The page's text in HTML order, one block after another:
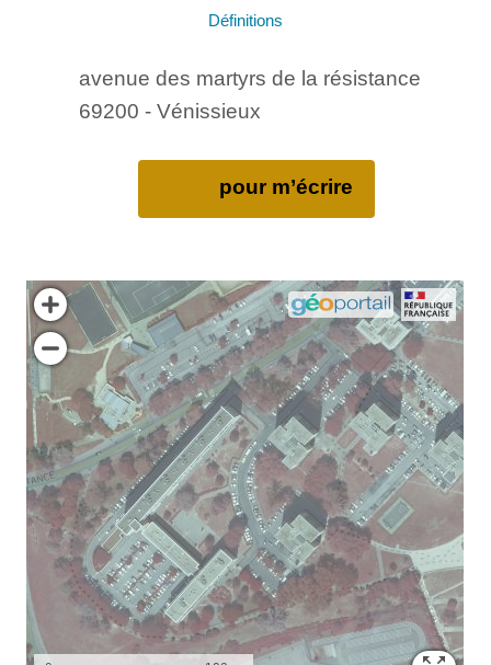
Définitions
avenue des martyrs de la résistance
69200 - Vénissieux
pour m’écrire